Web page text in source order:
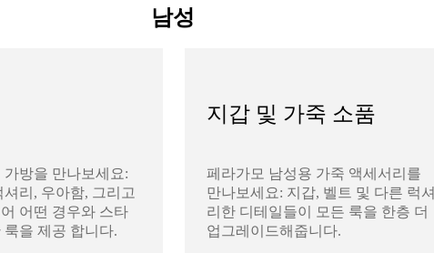
남성
방을 만나보세요:
리, 우아함, 그리고
어떤 경우와 스타
을 제공 합니다.
지갑 및 가죽 소품
페라가모 남성용 가죽 액세서리를
만나보세요: 지갑, 벨트 및 다른 럭셔
리한 디테일들이 모든 룩을 한층 더
업그레이드해줍니다.